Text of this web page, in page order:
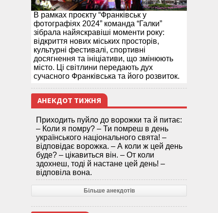
В рамках проєкту “Франківськ у
фотографіях 2024” команда “Галки”
зібрала найяскравіші моменти року:
відкриття нових міських просторів,
культурні фестивалі, спортивні
досягнення та ініціативи, що змінюють
місто. Ці світлини передають дух
сучасного Франківська та його розвиток.
АНЕКДОТ ТИЖНЯ
Приходить пуйло до ворожки та й питає:
– Коли я помру? – Ти помреш в день
українського національного свята! –
відповідає ворожка. – А коли ж цей день
буде? – цікавиться він. – От коли
здохнеш, тоді й настане цей день! –
відповіла вона.
Більше анекдотів